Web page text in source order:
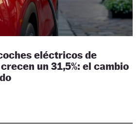
eléctricos de
un 31,5%: el cambio